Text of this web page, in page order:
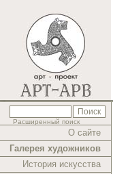
Расширенный поиск
О сайте
Галерея художников
История искусства